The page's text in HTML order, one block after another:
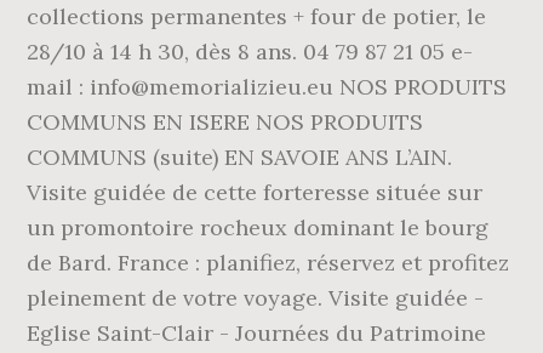
collections permanentes + four de potier, le
28/10 à 14 h 30, dès 8 ans. 04 79 87 21 05 e-
mail : info@memorializieu.eu NOS PRODUITS
COMMUNS EN ISERE NOS PRODUITS
COMMUNS (suite) EN SAVOIE ANS L’AIN.
Visite guidée de cette forteresse située sur
un promontoire rocheux dominant le bourg
de Bard. France : planifiez, réservez et profitez
pleinement de votre voyage. Visite guidée -
Eglise Saint-Clair - Journées du Patrimoine